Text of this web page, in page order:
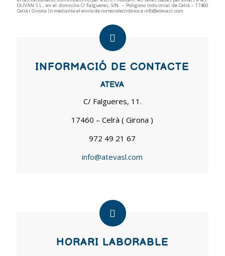
OLIVAN S.L., en el domicilio C/ Falgueres, S/N. – Poligono Industrial de Celrà – 17460
Celrà ( Girona ) o mediante el envío de correo electrónico a info@atevasl.com
INFORMACIÓ DE CONTACTE
ATEVA
C/ Falgueres, 11.
17460 – Celrà ( Girona )
972 49 21 67
info@atevasl.com
HORARI LABORABLE